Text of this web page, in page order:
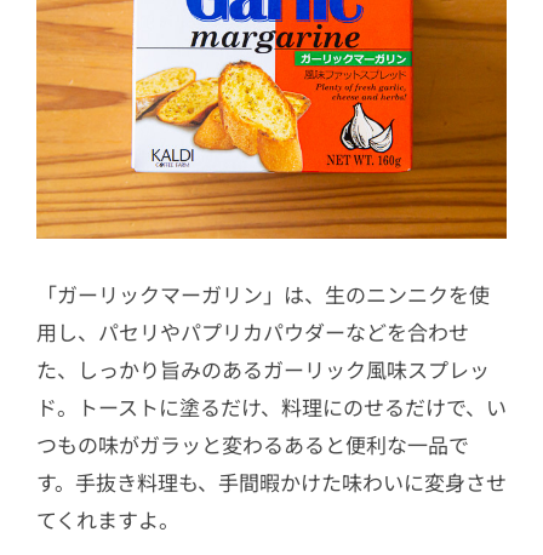
「ガーリックマーガリン」は、生のニンニクを使
用し、パセリやパプリカパウダーなどを合わせ
た、しっかり旨みのあるガーリック風味スプレッ
ド。トーストに塗るだけ、料理にのせるだけで、い
つもの味がガラッと変わるあると便利な一品で
す。手抜き料理も、手間暇かけた味わいに変身させ
てくれますよ。